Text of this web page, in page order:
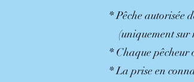
* Pêche autorisée
(uniquement sur
* Chaque pêcheur
* La prise en